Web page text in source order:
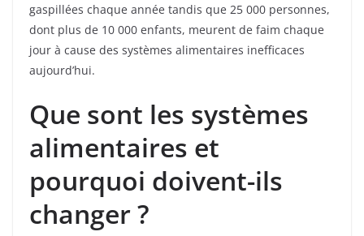
gaspillées chaque année tandis que 25 000 personnes,
dont plus de 10 000 enfants, meurent de faim chaque
jour à cause des systèmes alimentaires inefficaces
aujourd’hui.
Que sont les systèmes
alimentaires et
pourquoi doivent-ils
changer ?